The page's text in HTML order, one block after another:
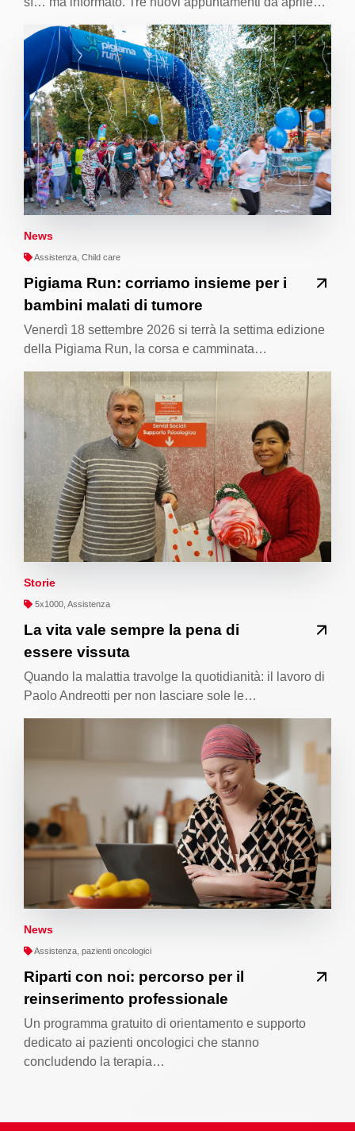
News
Assistenza, Child care
Pigiama Run: corriamo insieme per i
bambini malati di tumore
Venerdì 18 settembre 2026 si terrà la settima edizione
della Pigiama Run, la corsa e camminata…
Storie
5x1000, Assistenza
La vita vale sempre la pena di
essere vissuta
Quando la malattia travolge la quotidianità: il lavoro di
Paolo Andreotti per non lasciare sole le…
News
Assistenza, pazienti oncologici
Riparti con noi: percorso per il
reinserimento professionale
Un programma gratuito di orientamento e supporto
dedicato ai pazienti oncologici che stanno
concludendo la terapia…